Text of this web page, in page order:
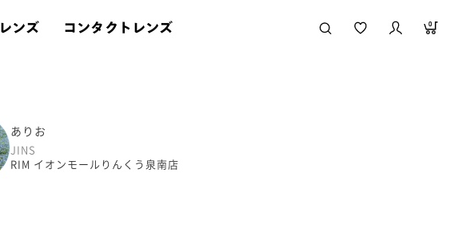
レンズ コンタクトレンズ 0
ありお
JINS
RIM イオンモールりんくう泉南店